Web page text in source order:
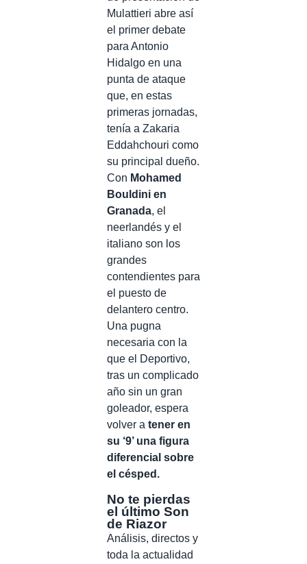
Mulattieri abre así
el primer debate
para Antonio
Hidalgo en una
punta de ataque
que, en estas
primeras jornadas,
tenía a Zakaria
Eddahchouri como
su principal dueño.
Con Mohamed
Bouldini en
Granada, el
neerlandés y el
italiano son los
grandes
contendientes para
el puesto de
delantero centro.
Una pugna
necesaria con la
que el Deportivo,
tras un complicado
año sin un gran
goleador, espera
volver a tener en
su ‘9’ una figura
diferencial sobre
el césped.
No te pierdas
el último Son
de Riazor
Análisis, directos y
toda la actualidad